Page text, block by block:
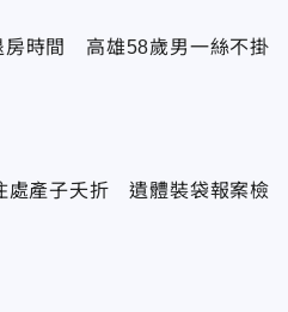
房時間 高雄58歲男一絲不掛
處產子夭折 遺體裝袋報案檢